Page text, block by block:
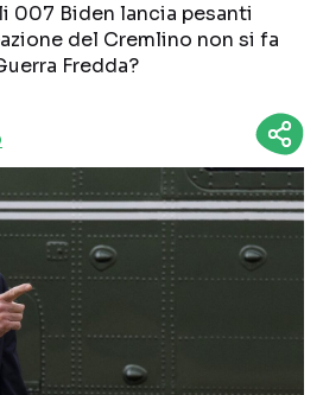
007 Biden lancia pesanti
del Cremlino non si fa
Fredda?